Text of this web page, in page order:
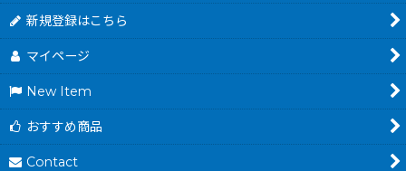
新規登録はこちら
マイページ
New Item
おすすめ商品
Contact